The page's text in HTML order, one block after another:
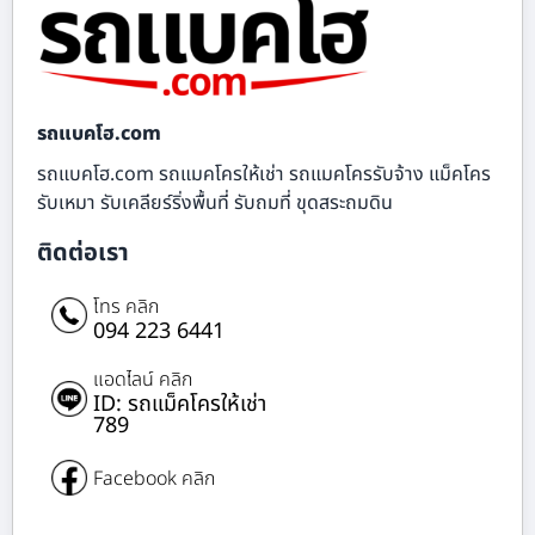
รถแบคโฮ.com
รถแบคโฮ.com รถแมคโครให้เช่า รถแมคโครรับจ้าง แม็คโคร
รับเหมา รับเคลียร์ริ่งพื้นที่ รับถมที่ ขุดสระถมดิน
ติดต่อเรา
โทร คลิก
094 223 6441
แอดไลน์ คลิก
ID: รถแม็คโครให้เช่า
789
Facebook คลิก